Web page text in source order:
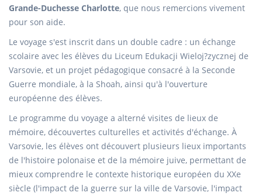
Grande-Duchesse Charlotte, que nous remercions vivement
pour son aide.
Le voyage s'est inscrit dans un double cadre : un échange
scolaire avec les élèves du Liceum Edukacji Wieloj?zycznej de
Varsovie, et un projet pédagogique consacré à la Seconde
Guerre mondiale, à la Shoah, ainsi qu'à l'ouverture
européenne des élèves.
Le programme du voyage a alterné visites de lieux de
mémoire, découvertes culturelles et activités d'échange. À
Varsovie, les élèves ont découvert plusieurs lieux importants
de l'histoire polonaise et de la mémoire juive, permettant de
mieux comprendre le contexte historique européen du XXe
siècle (l'impact de la guerre sur la ville de Varsovie, l'impact